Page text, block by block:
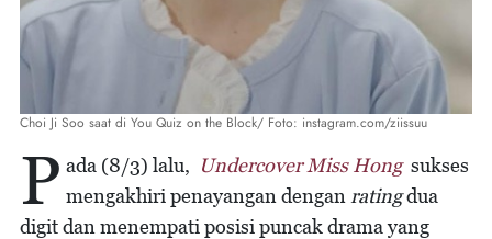
Choi Ji Soo saat di You Quiz on the Block/ Foto: instagram.com/ziissuu
P ada (8/3) lalu, Undercover Miss Hongsukses
mengakhiri penayangan dengan ratingdua
digit dan menempati posisi puncak drama yang